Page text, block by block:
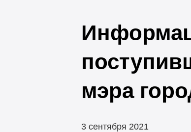
мэра
3 сентября 2021